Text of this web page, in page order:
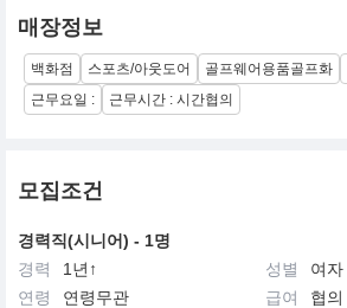
전문 대리점을 중심으로 프리미엄 유통망을
매장정보
백화점 스포츠/아웃도어 골프웨어용품골프화
근무요일 :
근무시간 : 시간협의
모집조건
경력직(시니어) - 1명
경력
1년↑ 성별
여자
연령
연령무관 급여 협의